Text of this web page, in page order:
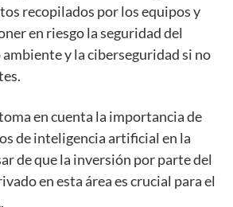
recopilados por los equipos y
en riesgo la seguridad del
y la ciberseguridad si no
en cuenta la importancia de
de inteligencia artificial en la
de que la inversión por parte del
en esta área es crucial para el